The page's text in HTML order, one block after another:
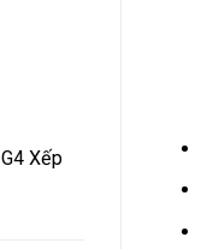
Xếp